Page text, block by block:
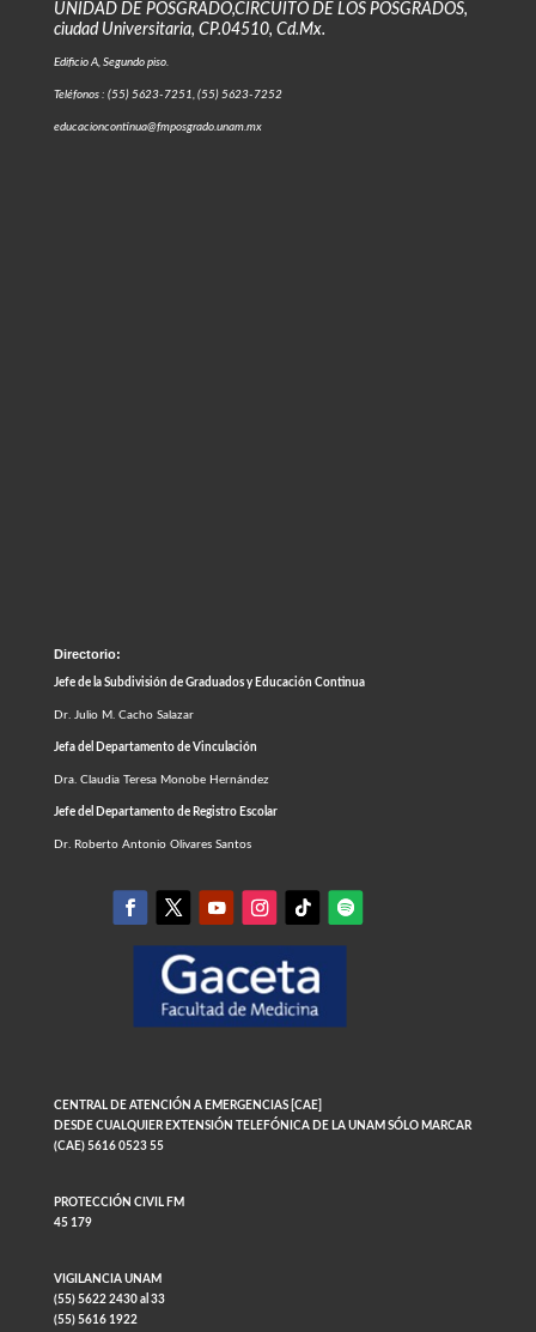
UNIDAD DE POSGRADO,CIRCUITO DE LOS POSGRADOS,
ciudad Universitaria, CP.04510, Cd.Mx.
Edificio A, Segundo piso.
Teléfonos : (55) 5623-7251, (55) 5623-7252
educacioncontinua@fmposgrado.unam.mx
Directorio:
Jefe de la Subdivisión de Graduados y Educación Continua
Dr. Julio M. Cacho Salazar
Jefa del Departamento de Vinculación
Dra. Claudia Teresa Monobe Hernández
Jefe del Departamento de Registro Escolar
Dr. Roberto Antonio Olivares Santos
CENTRAL DE ATENCIÓN A EMERGENCIAS [CAE]
DESDE CUALQUIER EXTENSIÓN TELEFÓNICA DE LA UNAM SÓLO MARCAR
(CAE) 5616 0523 55
PROTECCIÓN CIVIL FM
45 179
VIGILANCIA UNAM
(55) 5622 2430 al 33
(55) 5616 1922